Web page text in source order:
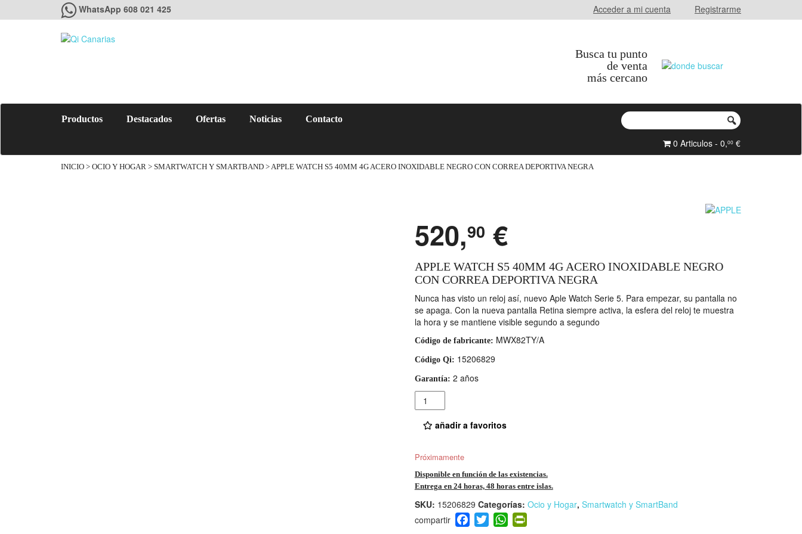
WhatsApp 608 021 425 Acceder a mi cuenta Registrarme
Busca tu punto
de venta
más cercano
Productos Destacados Ofertas Noticias Contacto
0 Articulos - 0,00 €
INICIO > OCIO Y HOGAR > SMARTWATCH Y SMARTBAND > APPLE WATCH S5 40MM 4G ACERO INOXIDABLE NEGRO CON CORREA DEPORTIVA NEGRA
520,90 €
APPLE WATCH S5 40MM 4G ACERO INOXIDABLE NEGRO
CON CORREA DEPORTIVA NEGRA
Nunca has visto un reloj así, nuevo Aple Watch Serie 5. Para empezar, su pantalla no
se apaga. Con la nueva pantalla Retina siempre activa, la esfera del reloj te muestra
la hora y se mantiene visible segundo a segundo
Código de fabricante: MWX82TY/A
Código Qi: 15206829
Garantía: 2 años
Cantidad
añadir a favoritos
Próximamente
Disponible en función de las existencias.
Entrega en 24 horas, 48 horas entre islas.
SKU: 15206829 Categorías: Ocio y Hogar, Smartwatch y SmartBand
F T W Pr